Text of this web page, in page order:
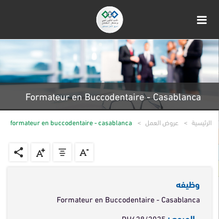
Formateur en Buccodentaire - Casablanca
الرئيسية عروض العمل formateur en buccodentaire - casablanca
وظيفه
Formateur en Buccodentaire - Casablanca